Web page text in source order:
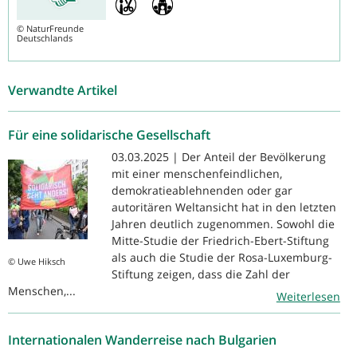
© NaturFreunde
Deutschlands
Verwandte Artikel
Für eine solidarische Gesellschaft
© Uwe Hiksch
03.03.2025 | Der Anteil der Bevölkerung
mit einer menschenfeindlichen,
demokratieablehnenden oder gar
autoritären Weltansicht hat in den letzten
Jahren deutlich zugenommen. Sowohl die
Mitte-Studie der Friedrich-Ebert-Stiftung
als auch die Studie der Rosa-Luxemburg-
Stiftung zeigen, dass die Zahl der
Menschen,...
Weiterlesen
Internationalen Wanderreise nach Bulgarien